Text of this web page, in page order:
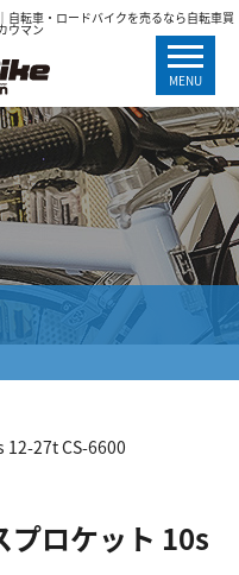
自転車・ロードバイクを売るなら自転車買
ウマン
MENU
12-27t CS-6600
プロケット 10s